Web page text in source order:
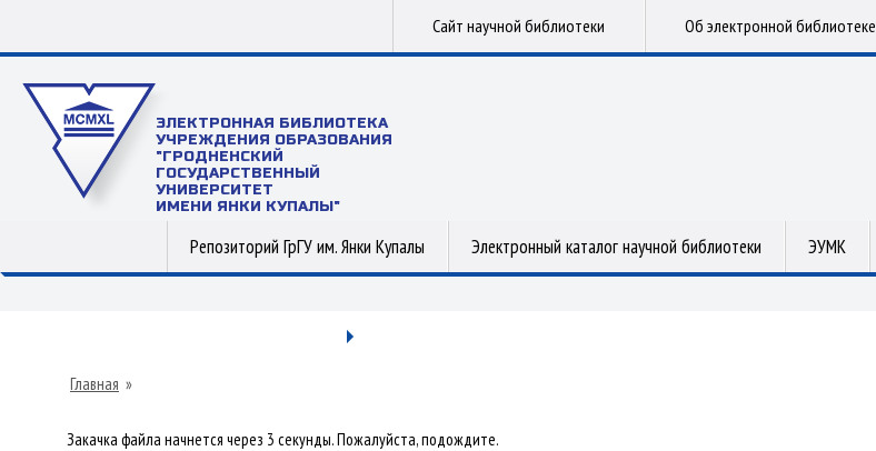
Сайт научной библиотеки Об электронной библиотеке
ЭЛЕКТРОННАЯ БИБЛИОТЕКА
УЧРЕЖДЕНИЯ ОБРАЗОВАНИЯ
"ГРОДНЕНСКИЙ
ГОСУДАРСТВЕННЫЙ
УНИВЕРСИТЕТ
ИМЕНИ ЯНКИ КУПАЛЫ"
Репозиторий ГрГУ им. Янки Купалы Электронный каталог научной библиотеки ЭУМК
Главная »
Закачка файла начнется через 3 секунды. Пожалуйста, подождите.